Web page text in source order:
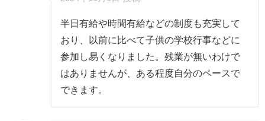
半日有給や時間有給などの制度も充実して
おり、以前に比べて子供の学校行事などに
参加し易くなりました。残業が無いわけで
はありませんが、ある程度自分のペースで
できます。